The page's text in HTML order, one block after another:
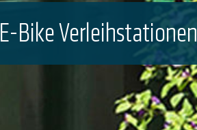
E-Bike Verleihstationen